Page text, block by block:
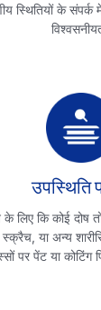
स्थितियों के
उपस्थिति
लिए कि कोई दोष
या अन्य
पर पेंट या कोटिंग